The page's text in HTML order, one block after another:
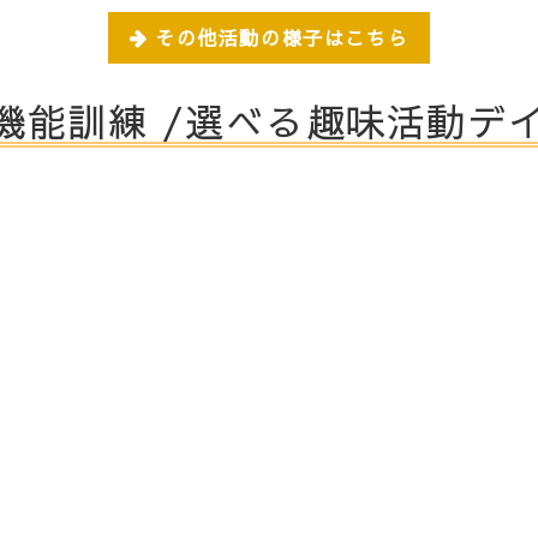
その他活動の様子はこちら
能訓練 /選べる趣味活動デ